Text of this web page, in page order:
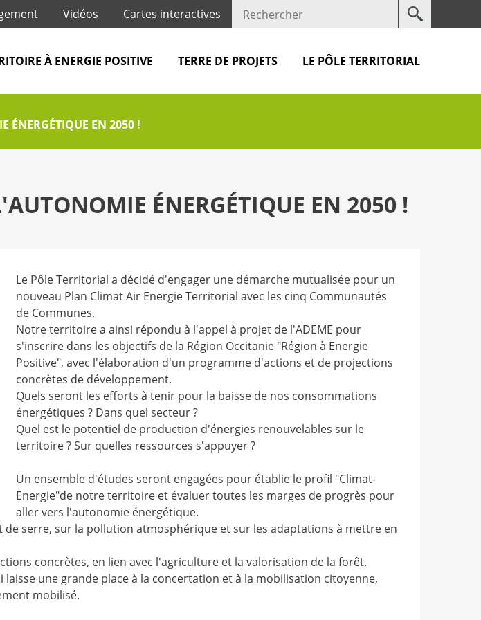
navigation
Votre
Vidéos Cartes interactives
À ENERGIE POSITIVE TERRE DE PROJETS LE PÔLE TERRITORIAL
ÉNERGÉTIQUE EN 2050 !
ÉNERGÉTIQUE EN 2050 !
Le Pôle Territorial a décidé d'engager une démarche mutualisée pour un
nouveau Plan Climat Air Energie Territorial avec les cinq Communautés
de Communes.
Notre territoire a ainsi répondu à l'appel à projet de l'ADEME pour
s'inscrire dans les objectifs de la Région Occitanie "Région à Energie
Positive", avec l'élaboration d'un programme d'actions et de projections
concrètes de développement.
Quels seront les efforts à tenir pour la baisse de nos consommations
énergétiques ? Dans quel secteur ?
Quel est le potentiel de production d'énergies renouvelables sur le
territoire ? Sur quelles ressources s'appuyer ?
Un ensemble d'études seront engagées pour établie le profil "Climat-
Energie"de notre territoire et évaluer toutes les marges de progrès pour
aller vers l'autonomie énergétique.
serre, sur la pollution atmosphérique et sur les adaptations à mettre en
concrètes, en lien avec l'agriculture et la valorisation de la forêt.
une grande place à la concertation et à la mobilisation citoyenne,
mobilisé.